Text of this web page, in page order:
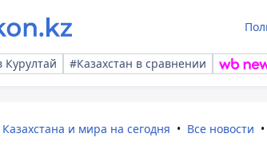
#Казахстан в сравнении
и мира на сегодня Все новости